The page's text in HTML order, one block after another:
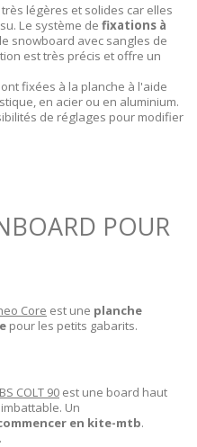
légères et solides car elles
Le système de fixations à
snowboard avec sangles de
est très précis et offre un
fixées à la planche à l'aide
en acier ou en aluminium.
de réglages pour modifier
POUR
Core est une planche
pour les petits gabarits.
COLT 90 est une board haut
Un
en kite-mtb.